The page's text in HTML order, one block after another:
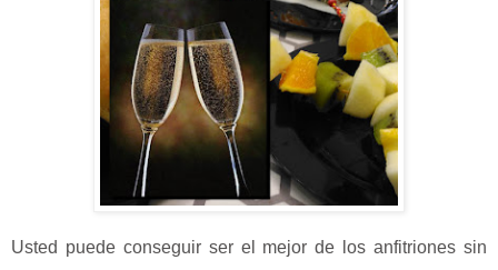
Usted puede conseguir ser el mejor de los anfitriones sin